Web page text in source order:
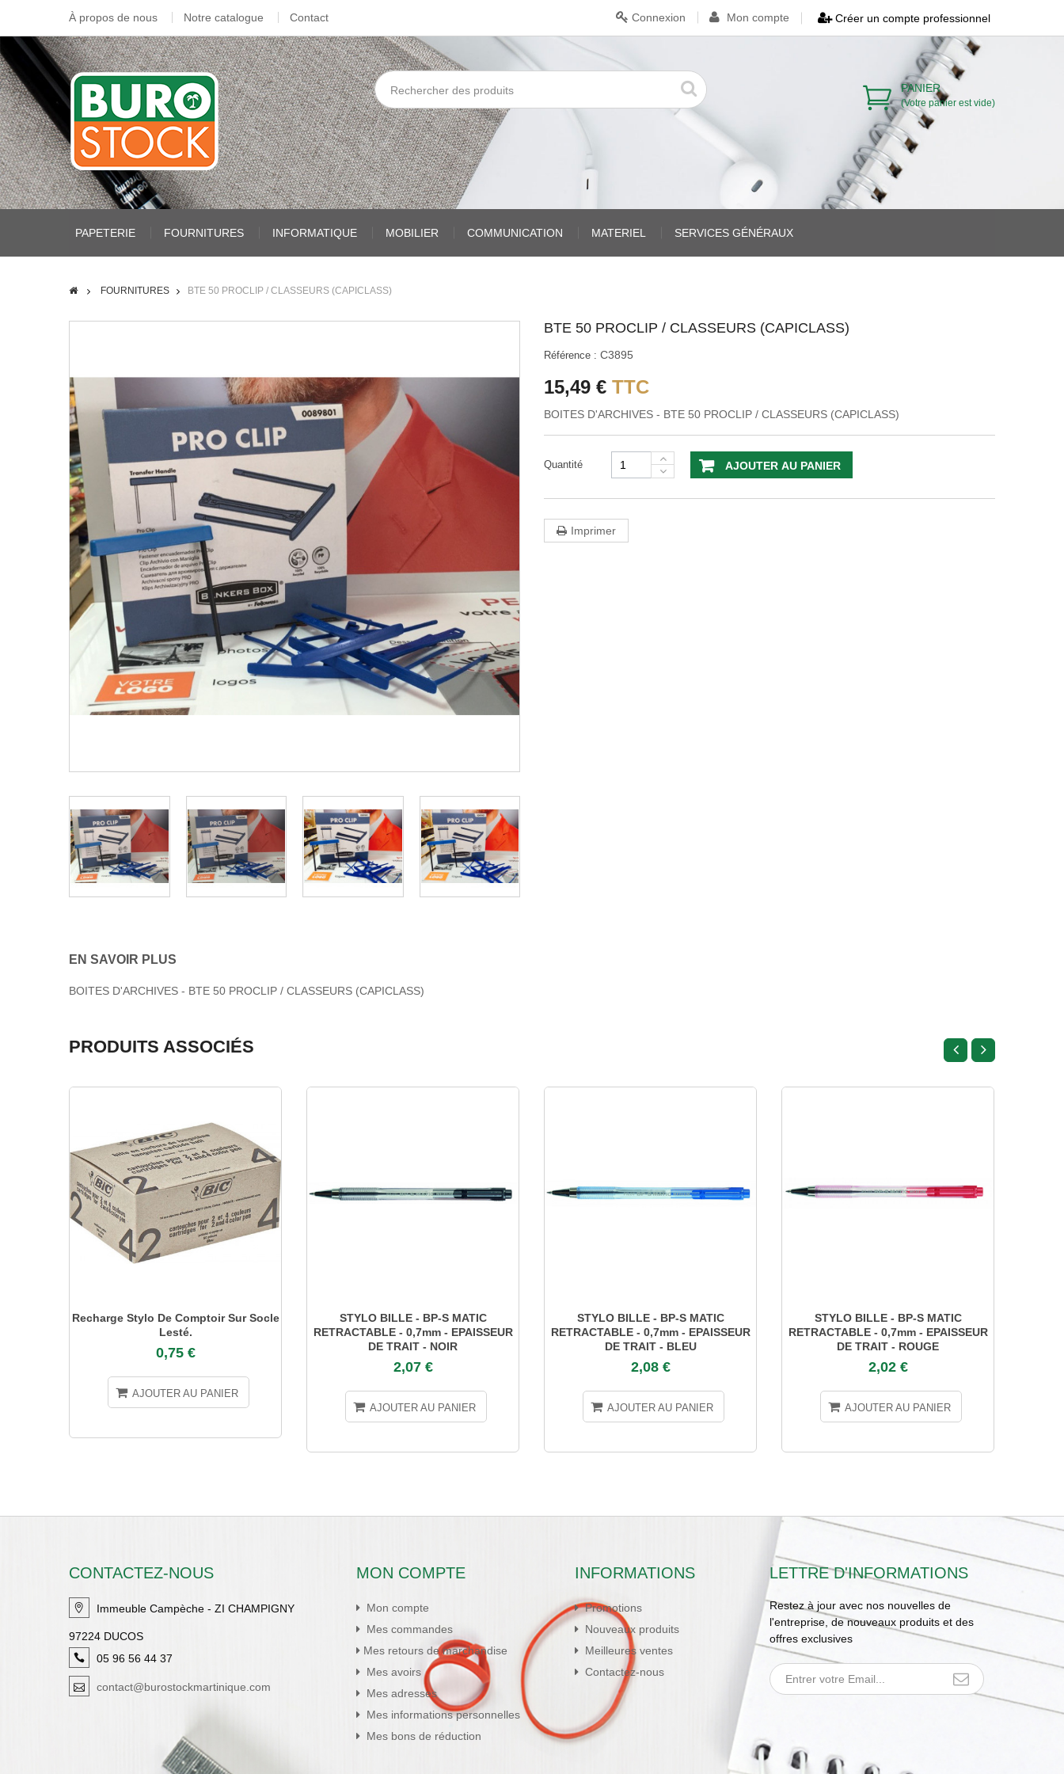
À propos de nous Notre catalogue Contact Créer un compte professionnel
Mon compte
Connexion
PANIER
(Votre panier est vide)
PAPETERIE FOURNITURES INFORMATIQUE MOBILIER COMMUNICATION MATERIEL SERVICES GÉNÉRAUX
FOURNITURES BTE 50 PROCLIP / CLASSEURS (CAPICLASS)
BTE 50 PROCLIP / CLASSEURS (CAPICLASS)
Référence : C3895
15,49 € TTC
BOITES D'ARCHIVES - BTE 50 PROCLIP / CLASSEURS (CAPICLASS)
Quantité AJOUTER AU PANIER
Imprimer
EN SAVOIR PLUS
BOITES D'ARCHIVES - BTE 50 PROCLIP / CLASSEURS (CAPICLASS)
PRODUITS ASSOCIÉS
Recharge Stylo De Comptoir Sur Socle
Lesté.
0,75 €
AJOUTER AU PANIER
STYLO BILLE - BP-S MATIC
RETRACTABLE - 0,7mm - EPAISSEUR
DE TRAIT - NOIR
2,07 €
AJOUTER AU PANIER
STYLO BILLE - BP-S MATIC
RETRACTABLE - 0,7mm - EPAISSEUR
DE TRAIT - BLEU
2,08 €
AJOUTER AU PANIER
STYLO BILLE - BP-S MATIC
RETRACTABLE - 0,7mm - EPAISSEUR
DE TRAIT - ROUGE
2,02 €
AJOUTER AU PANIER
CONTACTEZ-NOUS
Immeuble Campèche - ZI CHAMPIGNY
97224 DUCOS
05 96 56 44 37
contact@burostockmartinique.com
MON COMPTE
Mon compte
Mes commandes
Mes retours de marchandise
Mes avoirs
Mes adresses
Mes informations personnelles
Mes bons de réduction
INFORMATIONS
Promotions
Nouveaux produits
Meilleures ventes
Contactez-nous
LETTRE D'INFORMATIONS
Restez à jour avec nos nouvelles de
l'entreprise, de nouveaux produits et des
offres exclusives